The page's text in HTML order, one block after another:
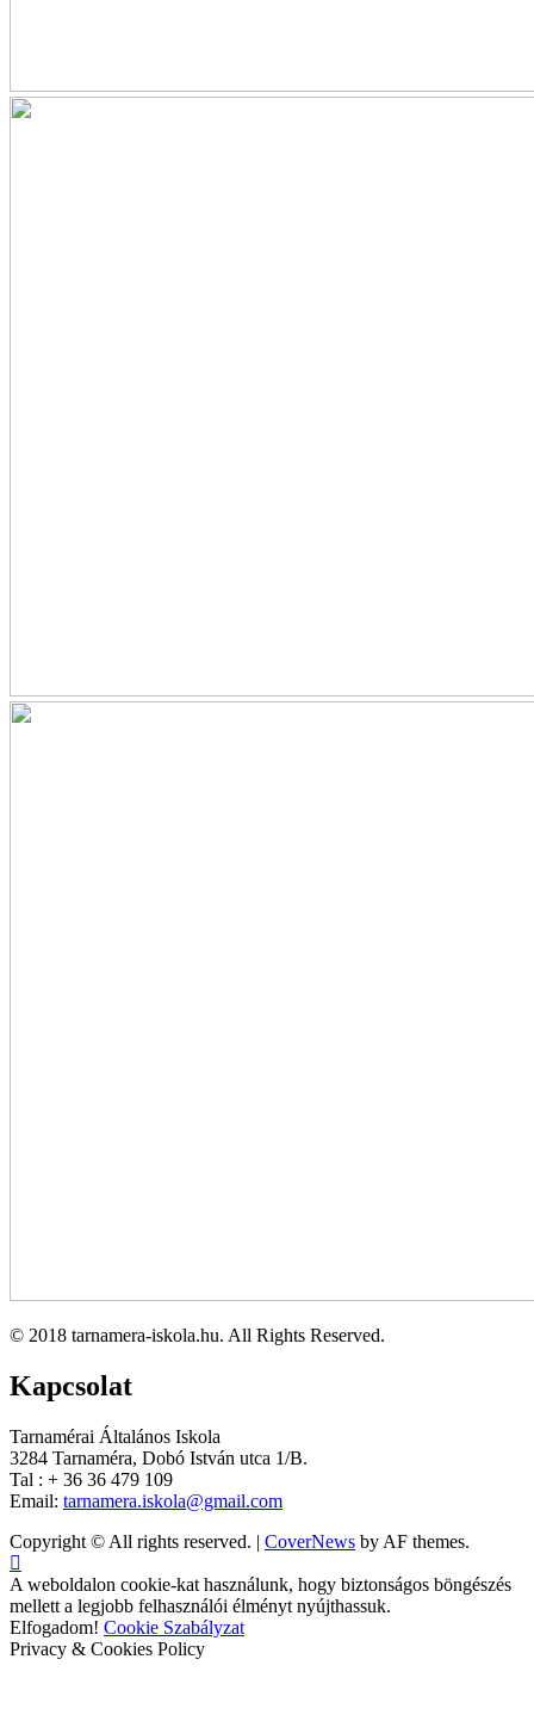
© 2018 tarnamera-iskola.hu. All Rights Reserved.
Kapcsolat
Tarnamérai Általános Iskola
3284 Tarnaméra, Dobó István utca 1/B.
Tal : + 36 36 479 109
Email: tarnamera.iskola@gmail.com
Copyright © All rights reserved. | CoverNews by AF themes.
A weboldalon cookie-kat használunk, hogy biztonságos böngészés
mellett a legjobb felhasználói élményt nyújthassuk.
Elfogadom! Cookie Szabályzat
Privacy & Cookies Policy